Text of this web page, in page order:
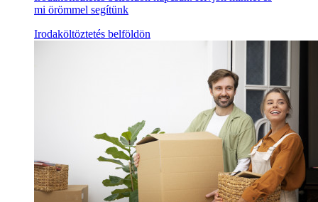
mi örömmel segítünk
Irodaköltöztetés belföldön